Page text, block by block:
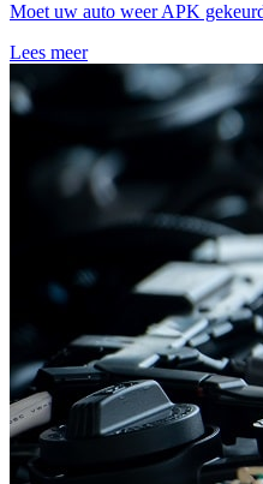
Moet uw auto weer APK
Lees meer